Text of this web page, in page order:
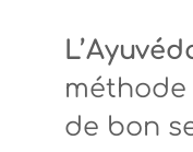
méthode
de bon